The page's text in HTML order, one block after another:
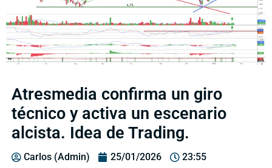
Atresmedia confirma un giro
técnico y activa un escenario
alcista. Idea de Trading.
Carlos (Admin) 25/01/2026 23:55